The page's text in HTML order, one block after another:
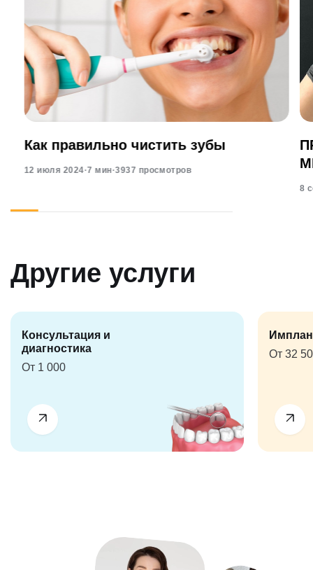
Как правильно чистить зубы
12 июля 2024·7 мин·3937 просмотров
8
Другие услуги
Консультация и
диагностика
От 1 000
От 32